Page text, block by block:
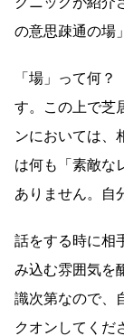
の意思疎通の場
「場」って何
す。この上で芝
ンにおいては、
は何も「素敵な
ありません。自
話をする時に相
み込む雰囲気を
識次第なので、
クオンしてくだ